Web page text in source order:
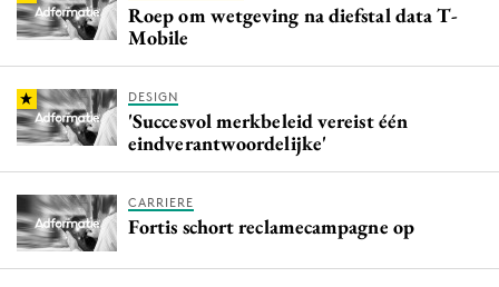
Roep om wetgeving na diefstal data T-
Mobile
DESIGN
'Succesvol merkbeleid vereist één
eindverantwoordelijke'
CARRIERE
Fortis schort reclamecampagne op